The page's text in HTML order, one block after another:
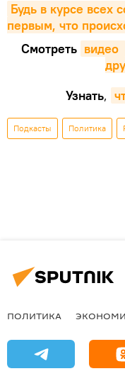
Будь в курсе всех
первым, что
Смотреть видео
Узнать,
Подкасты Политика
ПОЛИТИКА